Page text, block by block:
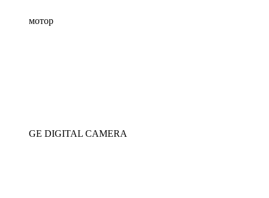
мотор
GE DIGITAL CAMERA